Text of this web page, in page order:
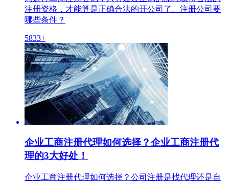
注册资格，才能算是正确合法的开公司了。注册公司要
哪些条件？
5833+
企业工商注册代理如何选择？企业工商注册代
理的3大好处！
企业工商注册代理如何选择？公司注册是找代理还是自